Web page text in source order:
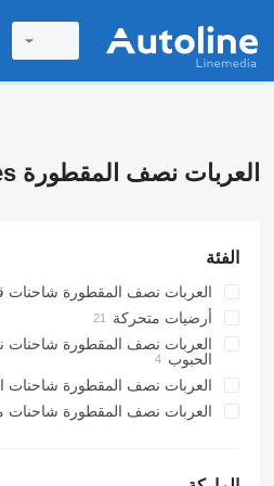
العربات نصف المقطورة Stas S-series
الفئة
العربات نصف المقطورة شاحنات
أرضيات متحركة
العربات نصف المقطورة شاحنات
الحبوب
العربات نصف المقطورة شاحنات
العربات نصف المقطورة شاحنات